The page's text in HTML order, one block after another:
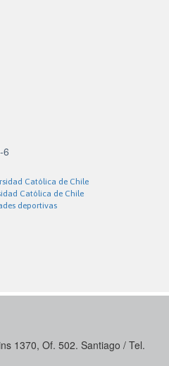
6
Católica de Chile
Católica de Chile
deportivas
1370, Of. 502. Santiago / Tel.